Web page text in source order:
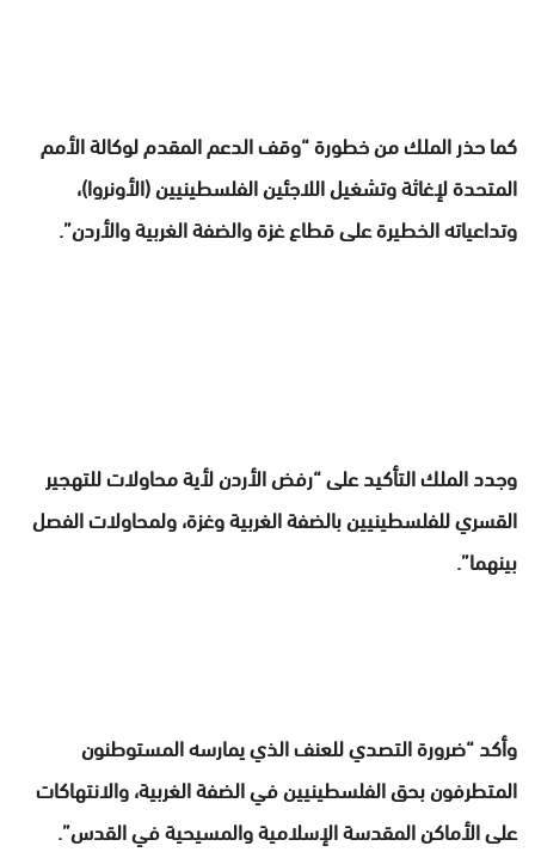
كما حذر الملك من خطورة “وقف الدعم المقدم لوكالة الأمم
المتحدة لإغاثة وتشغيل اللاجئين الفلسطينيين (الأونروا)،
وتداعياته الخطيرة على قطاع غزة والضفة الغربية والأردن”.
وجدد الملك التأكيد على “رفض الأردن لأية محاولات للتهجير
القسري للفلسطينيين بالضفة الغربية وغزة، ولمحاولات الفصل
بينهما”.
وأكد “ضرورة التصدي للعنف الذي يمارسه المستوطنون
المتطرفون بحق الفلسطينيين في الضفة الغربية، والانتهاكات
على الأماكن المقدسة الإسلامية والمسيحية في القدس”.